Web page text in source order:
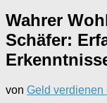
Wahrer
Schäfer:
von Geld verdienen